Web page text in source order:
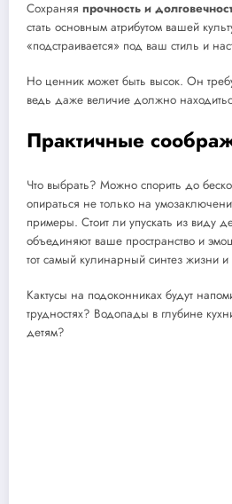
Сохраняя прочность и
стать основным атрибутом вашей
«подстраивается» под ваш стиль и
Но ценник может быть высок. Он
ведь даже величие должно
Практичные
Что выбрать? Можно спорить до
опираться не только на
примеры. Стоит ли упускать из виду
объединяют ваше пространство и
тот самый кулинарный синтез жизни
Кактусы на подоконниках будут
трудностях? Водопады в глубине
детям?